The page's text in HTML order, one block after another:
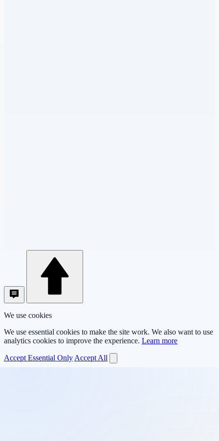
We use cookies
We use essential cookies to make the site work. We also want to use
analytics cookies to improve the experience. Learn more
Accept Essential Only Accept All